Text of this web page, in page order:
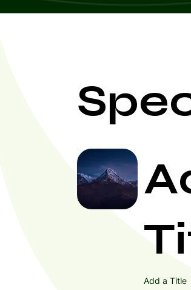
Add a Title